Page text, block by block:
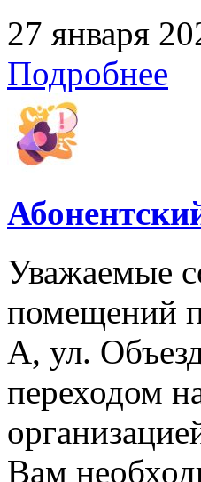
27 января
Подробнее
Уважаемые
помещений
А, ул.
переходом
Вам